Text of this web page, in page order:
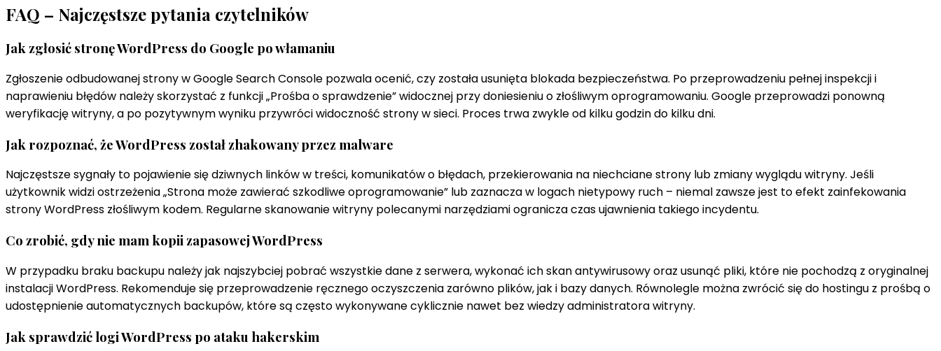
FAQ – Najczęstsze pytania czytelników
Jak zgłosić stronę WordPress do Google po włamaniu
Zgłoszenie odbudowanej strony w Google Search Console pozwala ocenić, czy została usunięta blokada bezpieczeństwa. Po przeprowadzeniu pełnej inspekcji i
naprawieniu błędów należy skorzystać z funkcji „Prośba o sprawdzenie” widocznej przy doniesieniu o złośliwym oprogramowaniu. Google przeprowadzi ponowną
weryfikację witryny, a po pozytywnym wyniku przywróci widoczność strony w sieci. Proces trwa zwykle od kilku godzin do kilku dni.
Jak rozpoznać, że WordPress został zhakowany przez malware
Najczęstsze sygnały to pojawienie się dziwnych linków w treści, komunikatów o błędach, przekierowania na niechciane strony lub zmiany wyglądu witryny. Jeśli
użytkownik widzi ostrzeżenia „Strona może zawierać szkodliwe oprogramowanie” lub zaznacza w logach nietypowy ruch – niemal zawsze jest to efekt zainfekowania
strony WordPress złośliwym kodem. Regularne skanowanie witryny polecanymi narzędziami ogranicza czas ujawnienia takiego incydentu.
Co zrobić, gdy nie mam kopii zapasowej WordPress
W przypadku braku backupu należy jak najszybciej pobrać wszystkie dane z serwera, wykonać ich skan antywirusowy oraz usunąć pliki, które nie pochodzą z oryginalnej
instalacji WordPress. Rekomenduje się przeprowadzenie ręcznego oczyszczenia zarówno plików, jak i bazy danych. Równolegle można zwrócić się do hostingu z prośbą o
udostępnienie automatycznych backupów, które są często wykonywane cyklicznie nawet bez wiedzy administratora witryny.
Jak sprawdzić logi WordPress po ataku hakerskim